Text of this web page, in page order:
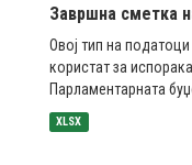
Завршна сметка
Овој тип на
користат за
Парламентарната
XLSX